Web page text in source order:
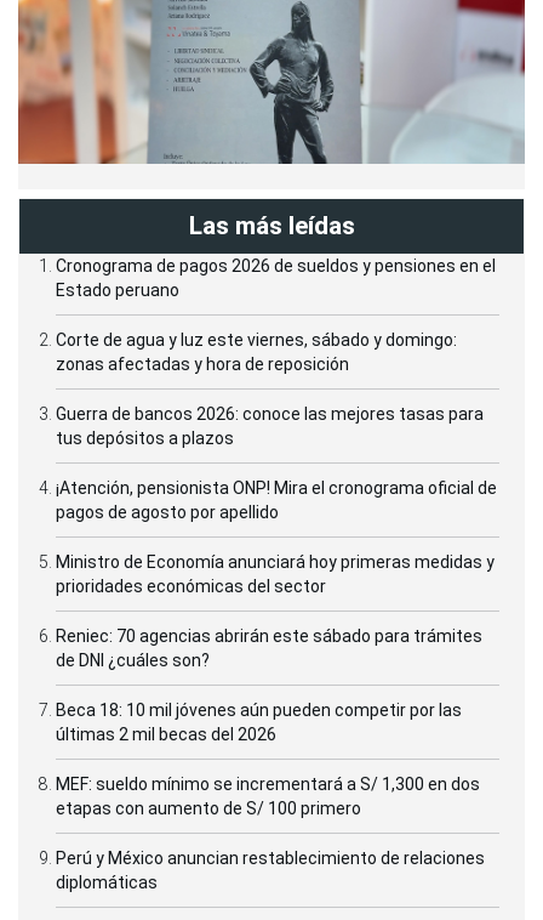
Las más leídas
Cronograma de pagos 2026 de sueldos y pensiones en el
Estado peruano
Corte de agua y luz este viernes, sábado y domingo:
zonas afectadas y hora de reposición
Guerra de bancos 2026: conoce las mejores tasas para
tus depósitos a plazos
¡Atención, pensionista ONP! Mira el cronograma oficial de
pagos de agosto por apellido
Ministro de Economía anunciará hoy primeras medidas y
prioridades económicas del sector
Reniec: 70 agencias abrirán este sábado para trámites
de DNI ¿cuáles son?
Beca 18: 10 mil jóvenes aún pueden competir por las
últimas 2 mil becas del 2026
MEF: sueldo mínimo se incrementará a S/ 1,300 en dos
etapas con aumento de S/ 100 primero
Perú y México anuncian restablecimiento de relaciones
diplomáticas